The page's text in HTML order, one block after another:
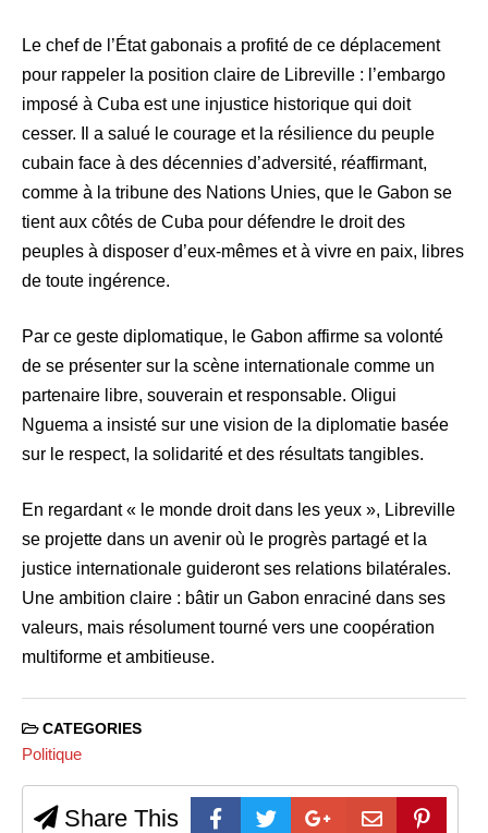
Le chef de l’État gabonais a profité de ce déplacement
pour rappeler la position claire de Libreville : l’embargo
imposé à Cuba est une injustice historique qui doit
cesser. Il a salué le courage et la résilience du peuple
cubain face à des décennies d’adversité, réaffirmant,
comme à la tribune des Nations Unies, que le Gabon se
tient aux côtés de Cuba pour défendre le droit des
peuples à disposer d’eux-mêmes et à vivre en paix, libres
de toute ingérence.
Par ce geste diplomatique, le Gabon affirme sa volonté
de se présenter sur la scène internationale comme un
partenaire libre, souverain et responsable. Oligui
Nguema a insisté sur une vision de la diplomatie basée
sur le respect, la solidarité et des résultats tangibles.
En regardant « le monde droit dans les yeux », Libreville
se projette dans un avenir où le progrès partagé et la
justice internationale guideront ses relations bilatérales.
Une ambition claire : bâtir un Gabon enraciné dans ses
valeurs, mais résolument tourné vers une coopération
multiforme et ambitieuse.
CATEGORIES
Politique
Share This